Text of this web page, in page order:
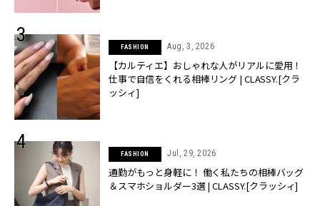
FASHION Aug, 3, 2026
【カルティエ】おしゃれな人がリアルに愛用！
仕事で自信をくれる相棒リング | CLASSY.[クラ
ッシィ]
FASHION Jul, 29, 2026
通勤がもっと身軽に！ 働く私たちの相棒バッグ
＆スマホショルダー3選 | CLASSY.[クラッシィ]